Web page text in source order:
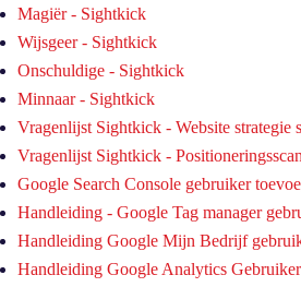
Magiër - Sightkick
Wijsgeer - Sightkick
Onschuldige - Sightkick
Minnaar - Sightkick
Vragenlijst Sightkick - Website strategie
Vragenlijst Sightkick -
Google Search Console gebruiker
Handleiding - Google Tag manager
Handleiding Google Mijn Bedrijf
Handleiding Google Analytics